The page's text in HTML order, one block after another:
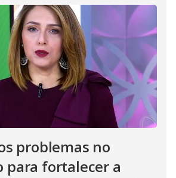
problemas no
para fortalecer a